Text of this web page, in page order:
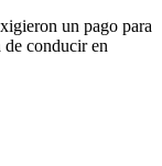
un pago para
de conducir en